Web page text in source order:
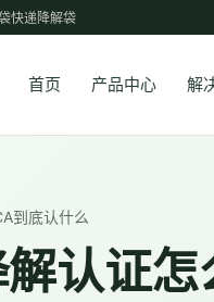
快递降解袋
首页 产品中心 解
到底认什么
认证